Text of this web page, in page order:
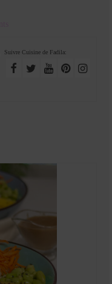
Suivre Cuisine de Fadila: